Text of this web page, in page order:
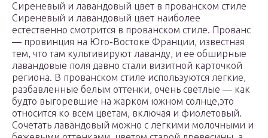
Сиреневый и лавандовый цвет в прованском стиле
Сиреневый и лавандовый цвет наиболее
естественно смотрится в прованском стиле. Прованс
— провинция на Юго-Востоке Франции, известная
тем, что там культивируют лаванду, и ее обширные
лавандовые поля давно стали визитной карточкой
региона. В прованском стиле используются легкие,
разбавленные белым оттенки, очень светлые — как
будто выгоревшие на жарком южном солнце,это
относится ко всем цветам, включая и фиолетовый.
Сочетать лавандовый можно с легкими молочными и